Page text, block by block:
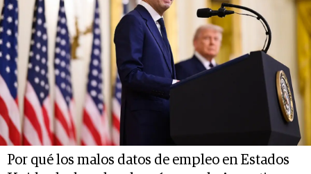
Por qué los malos datos de empleo en Estados